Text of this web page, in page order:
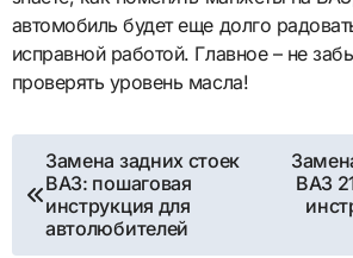
автомобиль будет еще долго
исправной работой. Главное – не
проверять уровень масла!
Навигация
по
записям
Замена задних стоек
ВАЗ: пошаговая
инструкция для
автолюбителей
ВАЗ